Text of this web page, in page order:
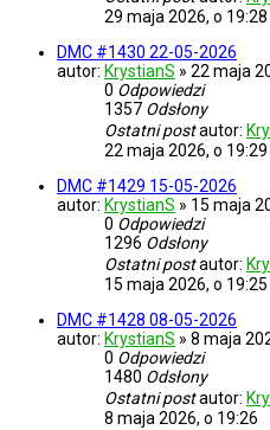
29 maja 2026, o 19:28
DMC #1430 22-05-2026
autor: KrystianS » 22 maja
0 Odpowiedzi
1357 Odsłony
Ostatni postautor:
22 maja 2026, o 19:29
DMC #1429 15-05-2026
autor: KrystianS » 15 maja
0 Odpowiedzi
1296 Odsłony
Ostatni postautor:
15 maja 2026, o 19:25
DMC #1428 08-05-2026
autor: KrystianS » 8 maja
0 Odpowiedzi
1480 Odsłony
Ostatni postautor:
8 maja 2026, o 19:26